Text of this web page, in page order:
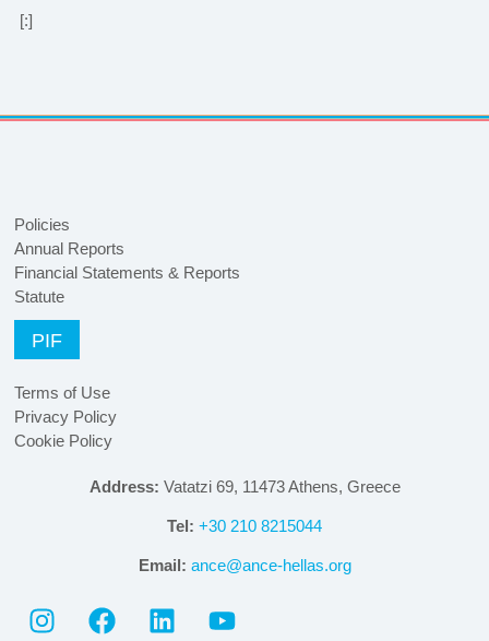
[:]
Policies
Annual Reports
Financial Statements & Reports
Statute
PIF
Terms of Use
Privacy Policy
Cookie Policy
Address: Vatatzi 69, 11473 Athens, Greece
Tel: +30 210 8215044
Email: ance@ance-hellas.org